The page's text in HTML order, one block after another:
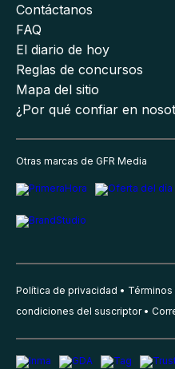
Contáctanos
FAQ
El diario de hoy
Reglas de concursos
Mapa del sitio
¿Por qué confiar en
Otras marcas de GFR Media
Política de privacidad
condiciones del suscriptor